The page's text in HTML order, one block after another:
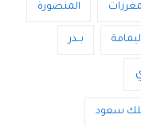
المنصورة
بــدر
سعود